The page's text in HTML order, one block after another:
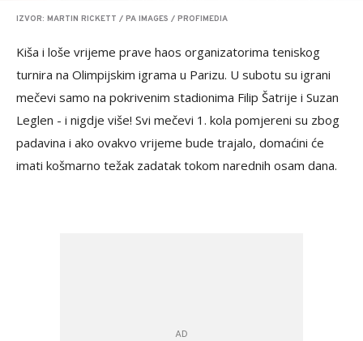
IZVOR: MARTIN RICKETT / PA IMAGES / PROFIMEDIA
Kiša i loše vrijeme prave haos organizatorima teniskog
turnira na Olimpijskim igrama u Parizu. U subotu su igrani
mečevi samo na pokrivenim stadionima Filip Šatrije i Suzan
Leglen - i nigdje više! Svi mečevi 1. kola pomjereni su zbog
padavina i ako ovakvo vrijeme bude trajalo, domaćini će
imati košmarno težak zadatak tokom narednih osam dana.